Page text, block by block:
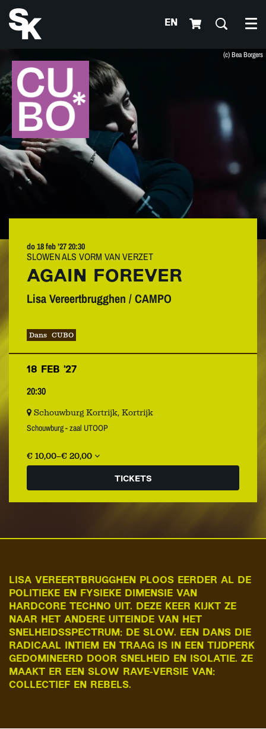
EN
(c) Bea Borgers
AGAIN FOREVER
Lisa Vereertbrugghen / CAMPO
SLOWEN ALS VORM VAN VERZET
do 18 feb ’2720:30
Dans CUBO
18 FEB ’27
20:30
Schouwburg Kortrijk, Kortrijk
Schouwburg - zaal UTOOP
€ 10,00–€ 20,00
TICKETS
LISA VEREERTBRUGGHEN PLOOS EERDER AL DE
POLITIEKE EN FYSIEKE DIMENSIE VAN
HARDCORE TECHNO UIT. DEZE KEER KIJKT ZE
NAAR HET ANDERE UITEINDE VAN HET
SNELHEIDSSPECTRUM: DE SLOW. EEN DANS DIE
RADICAAL INTIEM EN TRAAG IS IN EEN TIJDPERK
GEDOMINEERD DOOR SNELHEID EN ISOLATIE. ZE
MAAKT ER EEN SLOW RAVE-VERSIE VAN:
COLLECTIEF EN REBELS.